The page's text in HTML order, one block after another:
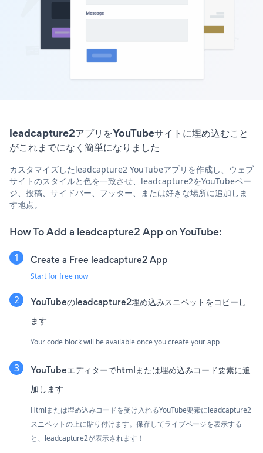
leadcapture2アプリをYouTubeサイトに埋め込むこと
がこれまでになく簡単になりました
カスタマイズしたleadcapture2 YouTubeアプリを作成し、ウェブ
サイトのスタイルと色を一致させ、leadcapture2をYouTubeペー
ジ、投稿、サイドバー、フッター、または好きな場所に追加しま
す地点。
How To Add a leadcapture2 App on YouTube:
Create a Free leadcapture2 App
Start for free now
YouTubeのleadcapture2埋め込みスニペットをコピーし
ます
Your code block will be available once you create your app
YouTubeエディターでhtmlまたは埋め込みコード要素に追
加します
Htmlまたは埋め込みコードを受け入れるYouTube要素にleadcapture2
スニペットの上に貼り付けます。保存してライブページを表示する
と、leadcapture2が表示されます！